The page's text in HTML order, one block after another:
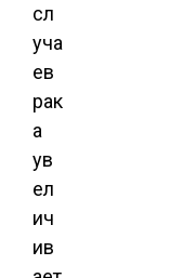
сл
уча
ев
рак
а
ув
ел
ич
ив